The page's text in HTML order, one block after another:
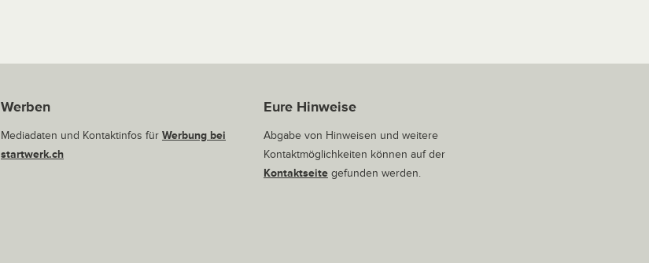
Werben
Mediadaten und Kontaktinfos für Werbung bei
startwerk.ch
Eure Hinweise
Abgabe von Hinweisen und weitere
Kontaktmöglichkeiten können auf der
Kontaktseitegefunden werden.